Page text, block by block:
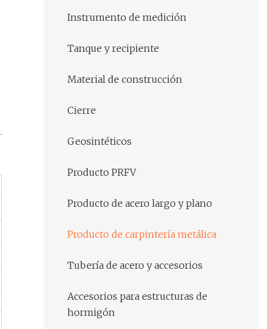
Instrumento de medición
Tanque y recipiente
Material de construcción
Cierre
Geosintéticos
Producto PRFV
Producto de acero largo y plano
Producto de carpintería metálica
Tubería de acero y accesorios
Accesorios para estructuras de
hormigón